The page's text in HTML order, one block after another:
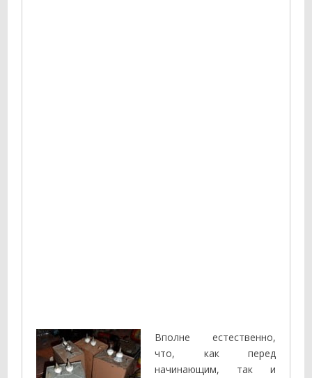
Вполне естественно,
что, как перед
начинающим, так и